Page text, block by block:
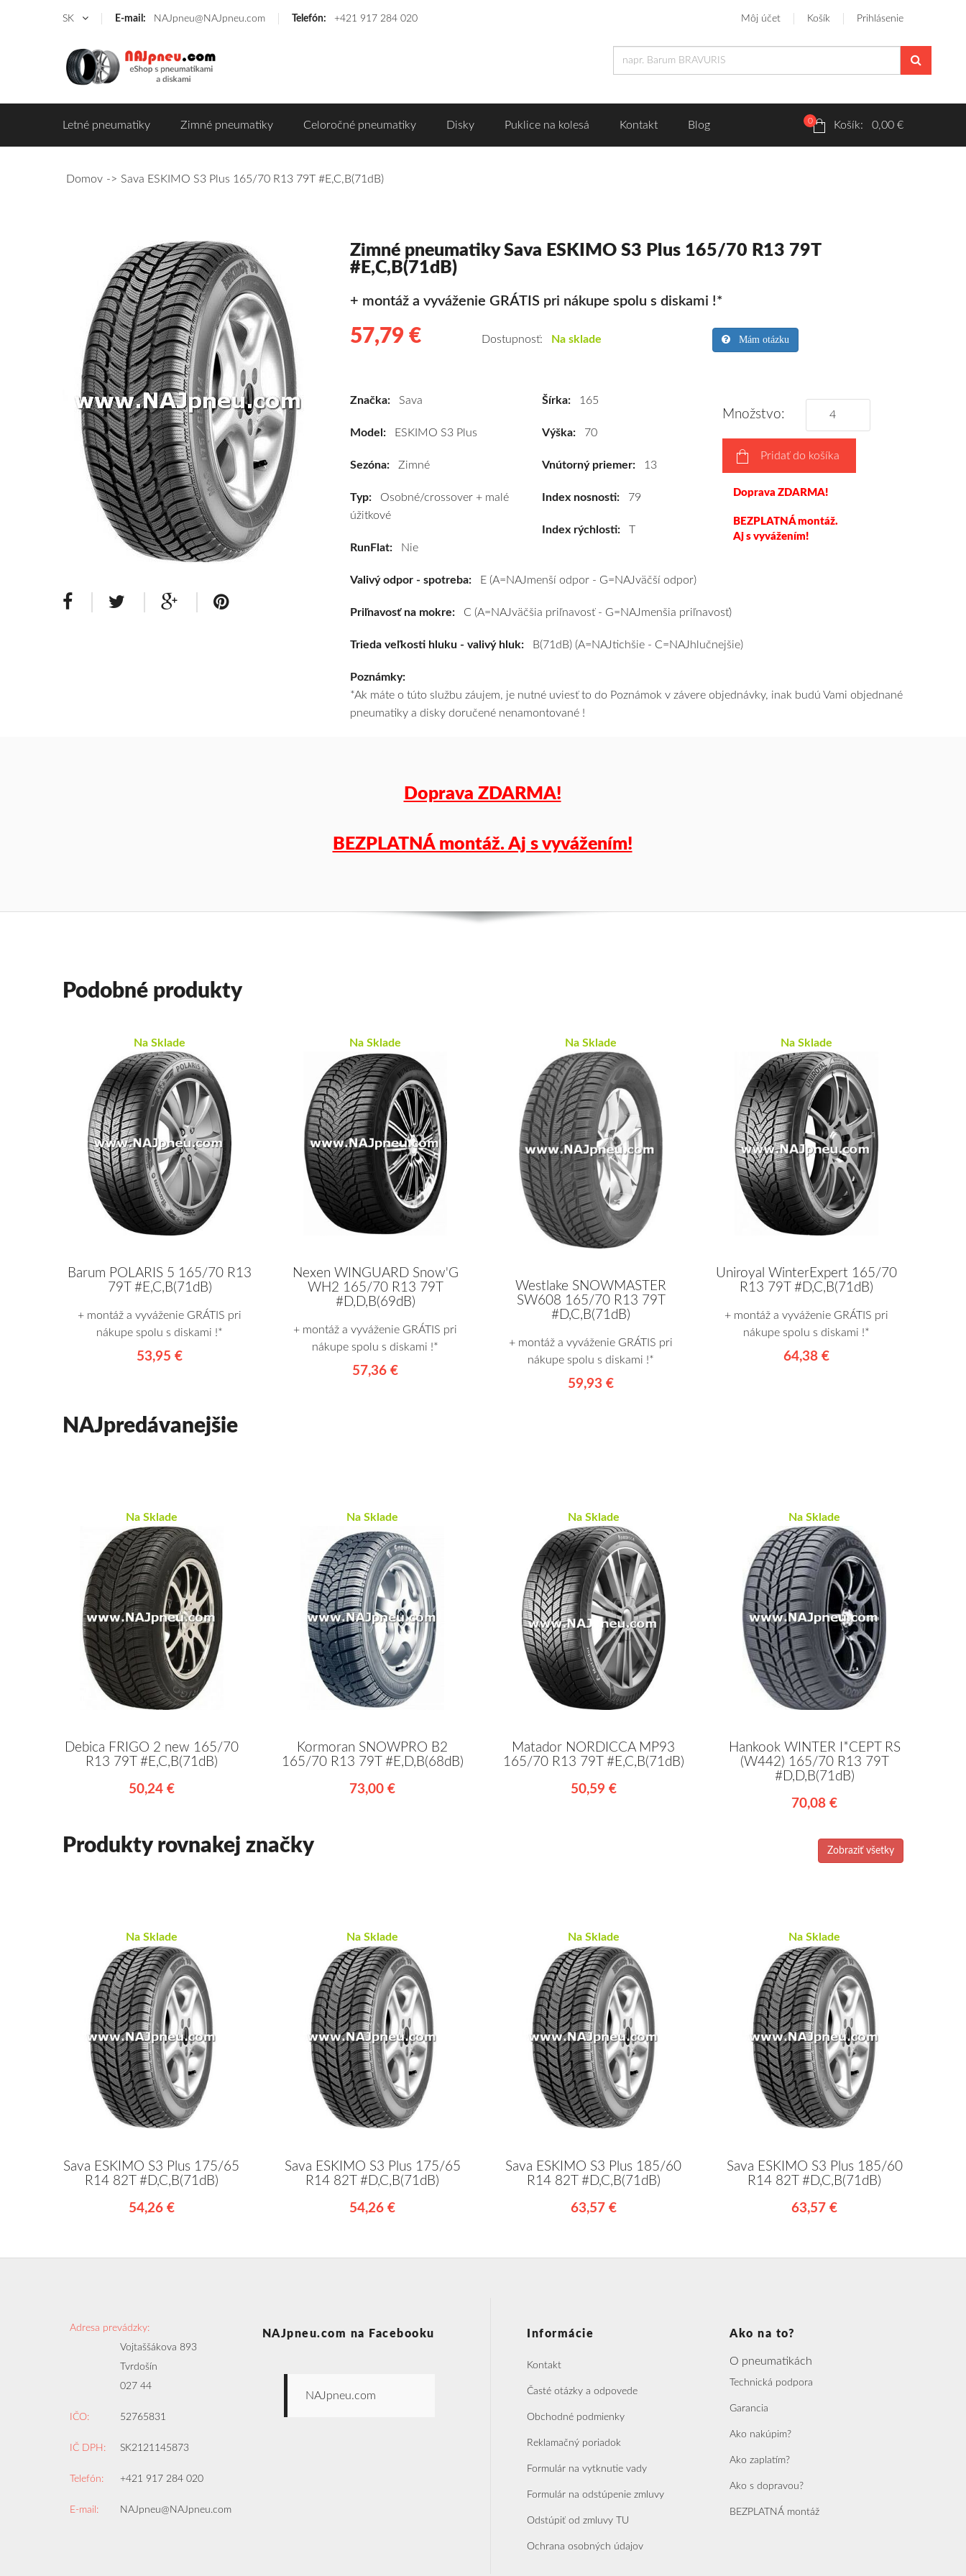
SK E-mail: NAJpneu@NAJpneu.com Telefón: +421 917 284 020 Môj účet Košík Prihlásenie
Letné pneumatiky Zimné pneumatiky Celoročné pneumatiky Disky Puklice na kolesá Kontakt Blog 0 Košík: 0,00 €
Domov Sava ESKIMO S3 Plus 165/70 R13 79T #E,C,B(71dB)
Zimné pneumatiky Sava ESKIMO S3 Plus 165/70 R13 79T
#E,C,B(71dB)
+ montáž a vyváženie GRÁTIS pri nákupe spolu s diskami !*
57,79 €
ESKIMO
Plus
kúpite
cenu
tomu
vám
podľa
výberu
Dostupnosť: Na sklade Mám otázku
Značka: Sava
Model: ESKIMO S3 Plus
Sezóna: Zimné
Typ: Osobné/crossover + malé
úžitkové
RunFlat: Nie
Šírka:165
Výška:70
Vnútorný priemer:13
Index nosnosti:79
Index rýchlosti:T
Množstvo:
Pridať do košíka
Doprava ZDARMA!
BEZPLATNÁ montáž.
Aj s vyvážením!
Valivý odpor - spotreba: E (A=NAJmenší odpor - G=NAJväčší odpor)
Priľnavosť na mokre: C (A=NAJväčšia priľnavosť - G=NAJmenšia priľnavosť)
Trieda veľkosti hluku - valivý hluk: B(71dB) (A=NAJtichšie - C=NAJhlučnejšie)
Poznámky:
*Ak máte o túto službu záujem, je nutné uviesť to do Poznámok v závere objednávky, inak budú Vami objednané
pneumatiky a disky doručené nenamontované !
Doprava ZDARMA!
BEZPLATNÁ montáž. Aj s vyvážením!
Podobné produkty
Na Sklade
Barum POLARIS 5 165/70 R13
79T #E,C,B(71dB)
+ montáž a vyváženie GRÁTIS pri
nákupe spolu s diskami !*
53,95 €
Na Sklade
Nexen WINGUARD Snow'G
WH2 165/70 R13 79T
#D,D,B(69dB)
+ montáž a vyváženie GRÁTIS pri
nákupe spolu s diskami !*
57,36 €
Na Sklade
Westlake SNOWMASTER
SW608 165/70 R13 79T
#D,C,B(71dB)
+ montáž a vyváženie GRÁTIS pri
nákupe spolu s diskami !*
59,93 €
Na Sklade
Uniroyal WinterExpert 165/70
R13 79T #D,C,B(71dB)
+ montáž a vyváženie GRÁTIS pri
nákupe spolu s diskami !*
64,38 €
NAJpredávanejšie
Na Sklade
Debica FRIGO 2 new 165/70
R13 79T #E,C,B(71dB)
50,24 €
Na Sklade
Kormoran SNOWPRO B2
165/70 R13 79T #E,D,B(68dB)
73,00 €
Na Sklade
Matador NORDICCA MP93
165/70 R13 79T #E,C,B(71dB)
50,59 €
Na Sklade
Hankook WINTER I*CEPT RS
(W442) 165/70 R13 79T
#D,D,B(71dB)
70,08 €
Produkty rovnakej značky Zobraziť všetky
Na Sklade
Sava ESKIMO S3 Plus 175/65
R14 82T #D,C,B(71dB)
54,26 €
Na Sklade
Sava ESKIMO S3 Plus 175/65
R14 82T #D,C,B(71dB)
54,26 €
Na Sklade
Sava ESKIMO S3 Plus 185/60
R14 82T #D,C,B(71dB)
63,57 €
Na Sklade
Sava ESKIMO S3 Plus 185/60
R14 82T #D,C,B(71dB)
63,57 €
Adresa prevádzky:
Vojtaššákova 893
Tvrdošín
027 44
IČO: 52765831
IČ DPH: SK2121145873
Telefón: +421 917 284 020
E-mail: NAJpneu@NAJpneu.com
NAJpneu.com na Facebooku
NAJpneu.com
Informácie
Kontakt
Časté otázky a odpovede
Obchodné podmienky
Reklamačný poriadok
Formulár na vytknutie vady
Formulár na odstúpenie zmluvy
Odstúpiť od zmluvy TU
Ochrana osobných údajov
Ako na to?
O pneumatikách
Technická podpora
Garancia
Ako nakúpim?
Ako zaplatím?
Ako s dopravou?
BEZPLATNÁ montáž